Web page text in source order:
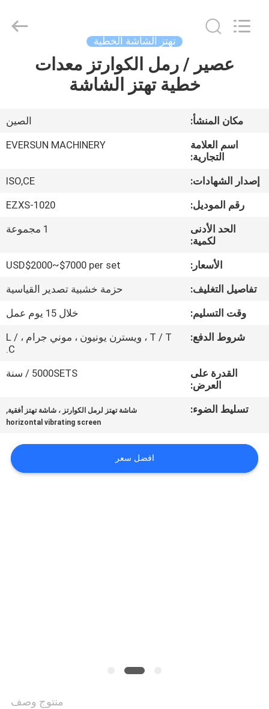
مسكن
عرض
الافتراضي
معلومات
جولة
في
المعمل
الجودة
اتصل
اطلب
تهتز الشاشة الخطية
عصير / رمل الكوارتز معدات
خطية تهتز الشاشة
مكان المنشأ:
الصين
اسم العلامة
التجارية:
EVERSUN MACHINERY
إصدار الشهادات:
ISO,CE
رقم الموديل:
EZXS-1020
الحد الأدنى
لكمية:
1 مجموعة
الأسعار:
USD$2000~$7000 per set
تفاصيل التغليف:
حزمة خشبية تصدير القياسية
وقت التسليم:
خلال 15 يوم عمل
شروط الدفع:
T / T ، ويسترن يونيون ، موني جرام ، L /
C.
القدرة على
العرض:
5000SETS / سنة
تسليط الضوء: شاشة تهتز لرمل الكوارتز ، شاشة تهتز أفقية,
horizontal vibrating screen
افضل سعر
منتوج وصف